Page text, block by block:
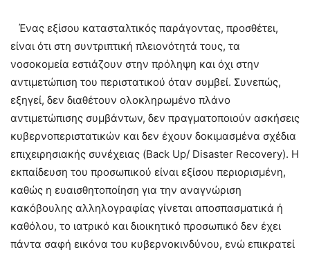
Ένας εξίσου κατασταλτικός παράγοντας, προσθέτει,
είναι ότι στη συντριπτική πλειονότητά τους, τα
νοσοκομεία εστιάζουν στην πρόληψη και όχι στην
αντιμετώπιση του περιστατικού όταν συμβεί. Συνεπώς,
εξηγεί, δεν διαθέτουν ολοκληρωμένο πλάνο
αντιμετώπισης συμβάντων, δεν πραγματοποιούν ασκήσεις
κυβερνοπεριστατικών και δεν έχουν δοκιμασμένα σχέδια
επιχειρησιακής συνέχειας (Back Up/ Disaster Recovery). Η
εκπαίδευση του προσωπικού είναι εξίσου περιορισμένη,
καθώς η ευαισθητοποίηση για την αναγνώριση
κακόβουλης αλληλογραφίας γίνεται αποσπασματικά ή
καθόλου, το ιατρικό και διοικητικό προσωπικό δεν έχει
πάντα σαφή εικόνα του κυβερνοκινδύνου, ενώ επικρατεί